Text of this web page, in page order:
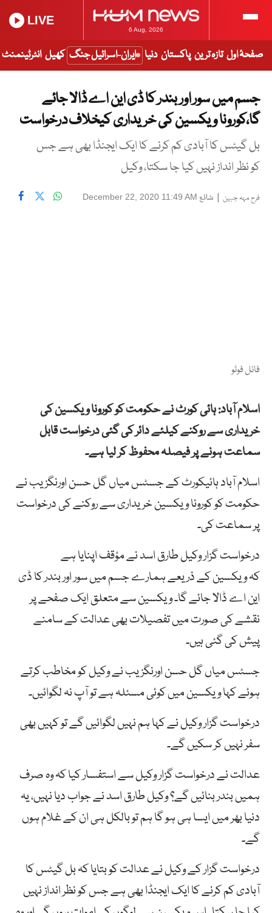
6 Aug, 2026
LIVE
صفحۂ اول تازہ ترین پاکستان دنیا ایران-اسرائیل جنگ کھیل انٹرٹینمنٹ
جسم میں سور اور بندر کا ڈی این اے ڈالا جائے
گا،کورونا ویکسین کی خریداری کیخلاف درخواست
بل گیٹس کا آبادی کم کرنے کا ایک ایجنڈا بھی ہے جس
کو نظر انداز نہیں کیا جا سکتا، وکیل
فرح مہہ جبین | شائع December 22, 2020 11:49 AM
فائل فوٹو
اسلام آباد: ہائی کورٹ نے حکومت کو کورونا ویکسین کی
خریداری سے روکنے کیلئے دائر کی گئی درخواست قابل
سماعت ہونے پر فیصلہ محفوظ کر لیا ہے۔
اسلام آباد ہائیکورٹ کے جسٹس میاں گل حسن اورنگزیب نے
حکومت کو کورونا ویکسین خریداری سے روکنے کی درخواست
پر سماعت کی۔
درخواست گزار وکیل طارق اسد نے مؤقف اپنایا ہے
کہ ویکسین کے ذریعے ہمارے جسم میں سور اور بندر کا ڈی
این اے ڈالا جائے گا۔ ویکسین سے متعلق ایک صفحے پر
نقشے کی صورت میں تفصیلات بھی عدالت کے سامنے
پیش کی گئی ہیں۔
جسٹس میاں گل حسن اورنگزیب نے وکیل کو مخاطب کرتے
ہوئے کہا ویکسین میں کوئی مسئلہ ہے تو آپ نہ لگوائیں۔
درخواست گزار وکیل نے کہا ہم نہیں لگوائیں گے تو کہیں بھی
سفر نہیں کر سکیں گے۔
عدالت نے درخواست گزار وکیل سے استفسار کیا کہ وہ صرف
ہمیں بندر بنائیں گے؟ وکیل طارق اسد نے جواب دیا نہیں، یہ
دنیا بھر میں ایسا ہی ہو گا ہم تو بالکل ہی ان کے غلام ہوں
گے۔
درخواست گزار کے وکیل نے عدالت کو بتایا کہ بل گیٹس کا
آبادی کم کرنے کا ایک ایجنڈا بھی ہے جس کو نظر انداز نہیں